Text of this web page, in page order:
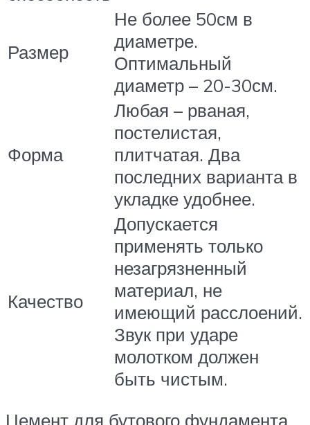
Размер
Не более 50см в
диаметре.
Оптимальный
диаметр – 20-30см.
Форма
Любая – рваная,
постелистая,
плитчатая. Два
последних варианта в
укладке удобнее.
Качество
Допускается
применять только
незагрязненный
материал, не
имеющий расслоений.
Звук при ударе
молотком должен
быть чистым.
Цемент для бутового фундамента